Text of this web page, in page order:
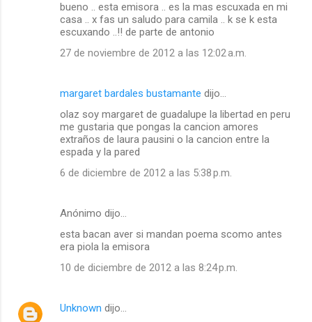
bueno .. esta emisora .. es la mas escuxada en mi
casa .. x fas un saludo para camila .. k se k esta
escuxando ..!! de parte de antonio
27 de noviembre de 2012 a las 12:02 a.m.
margaret bardales bustamante dijo…
olaz soy margaret de guadalupe la libertad en peru
me gustaria que pongas la cancion amores
extraños de laura pausini o la cancion entre la
espada y la pared
6 de diciembre de 2012 a las 5:38 p.m.
Anónimo dijo…
esta bacan aver si mandan poema scomo antes
era piola la emisora
10 de diciembre de 2012 a las 8:24 p.m.
Unknown dijo…